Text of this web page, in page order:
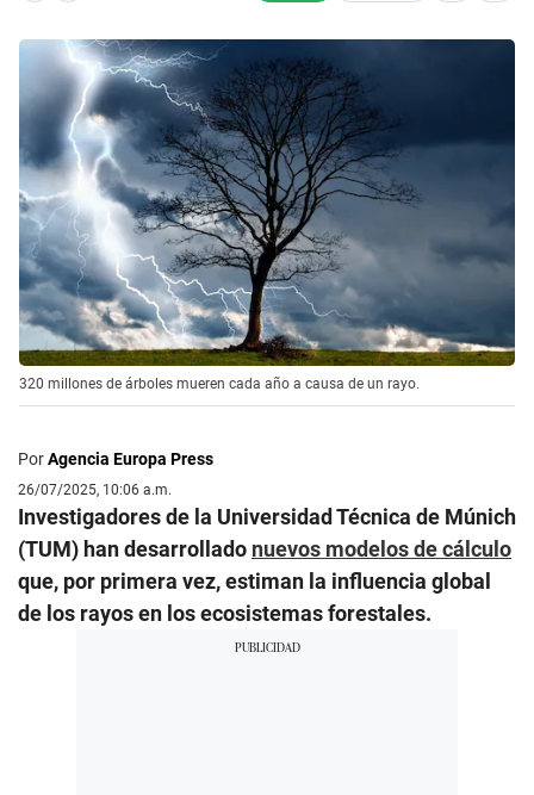
320 millones de árboles mueren cada año a causa de un rayo.
PorAgencia Europa Press
26/07/2025, 10:06 a.m.
Investigadores de la Universidad Técnica de Múnich
(TUM) han desarrollado nuevos modelos de cálculo
que, por primera vez, estiman la influencia global
de los rayos en los ecosistemas forestales.